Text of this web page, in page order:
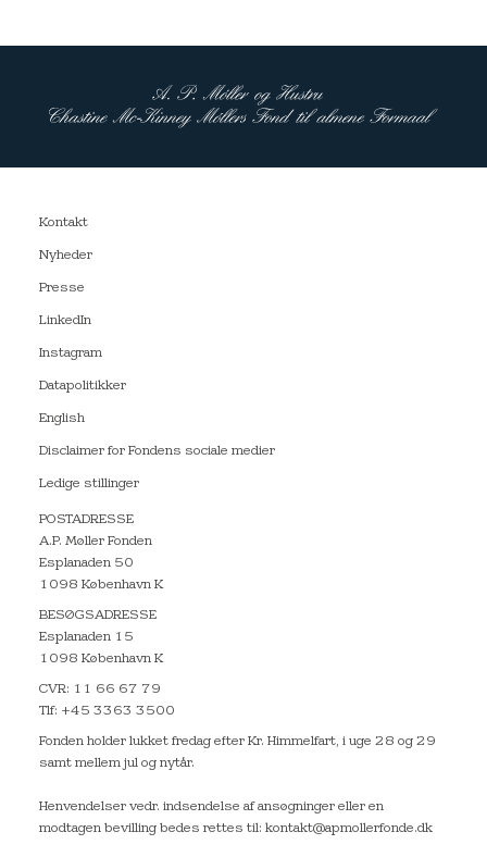
Kontakt
Nyheder
Presse
LinkedIn
Instagram
Datapolitikker
English
Disclaimer for Fondens sociale medier
Ledige stillinger
POSTADRESSE
A.P. Møller Fonden
Esplanaden 50
1098 København K
BESØGSADRESSE
Esplanaden 15
1098 København K
CVR: 11 66 67 79
Tlf: +45 3363 3500
Fonden holder lukket fredag efter Kr. Himmelfart, i uge 28 og 29
samt mellem jul og nytår.
Henvendelser vedr. indsendelse af ansøgninger eller en
modtagen bevilling bedes rettes til: kontakt@apmollerfonde.dk